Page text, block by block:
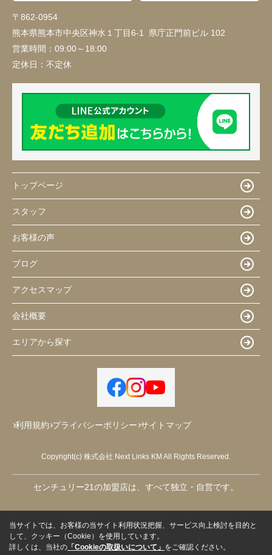
〒862-0954
熊本県熊本市中央区神水１丁目6-1 県庁正門前ビル 102
営業時間： 09:00～18:00
定休日： 不定休
トップページ
スタッフ
お客様の声
ブログ
アクセスマップ
会社概要
エリアから探す
利用規約 プライバシーポリシー サイトマップ
Copyright(c) 株式会社 Next Links KM All Rights Reserved.
センチュリー21の加盟店は、すべて独立・自営です。
当サイトでは、お客様の当サイト利用状況把握、サービス向上検討を目的と
して、クッキー（Cookie）を使用しています。
詳しくは、当社の 「Cookieの取扱いについて」 をご確認ください。